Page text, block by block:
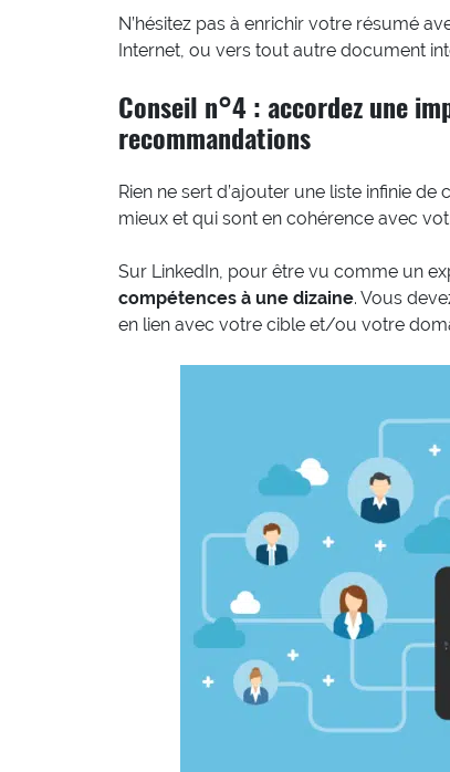
N’hésitez pas à enrichir votre résumé
Internet, ou vers tout autre document
Conseil n°4 : accordez une
recommandations
Rien ne sert d’ajouter une liste infinie
mieux et qui sont en cohérence avec
Sur LinkedIn, pour être vu comme un
compétences à une dizaine. Vous
en lien avec votre cible et/ou votre